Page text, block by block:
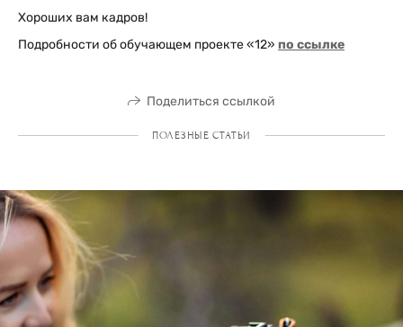
Хороших вам кадров!
Подробности об обучающем проекте «12» по ссылке
Поделиться ссылкой
ПОЛЕЗНЫЕ СТАТЬИ